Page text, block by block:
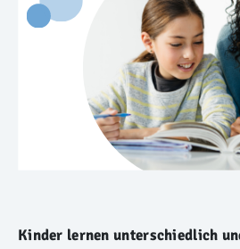
Kinder lernen unterschiedlich